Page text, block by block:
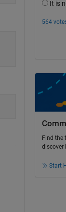
Find the
discover
Start